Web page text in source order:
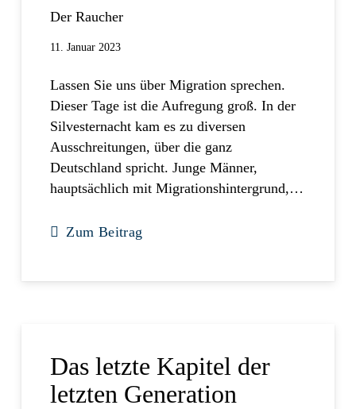
Der Raucher
11. Januar 2023
Lassen Sie uns über Migration sprechen.
Dieser Tage ist die Aufregung groß. In der
Silvesternacht kam es zu diversen
Ausschreitungen, über die ganz
Deutschland spricht. Junge Männer,
hauptsächlich mit Migrationshintergrund,…
Zum Beitrag
Das letzte Kapitel der
letzten Generation